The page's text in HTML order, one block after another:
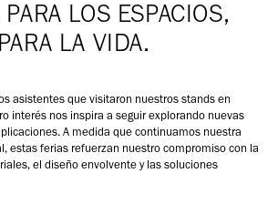
LOS ESPACIOS,
LA VIDA.
asistentes que visitaron nuestros stands en
interés nos inspira a seguir explorando nuevas
A medida que continuamos nuestra
estas ferias refuerzan nuestro compromiso con la
el diseño envolvente y las soluciones